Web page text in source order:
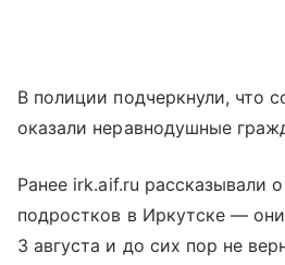
В полиции подчеркнули, что
оказали неравнодушные
Ранее irk.aif.ru рассказывали
подростков в Иркутске —
3 августа и до сих пор не